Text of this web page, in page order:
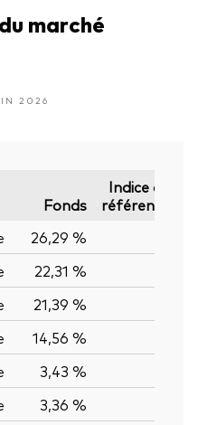
marché
2026
Fonds
Indice de
référence
26,29 %
22,31 %
21,39 %
14,56 %
3,43 %
3,36 %